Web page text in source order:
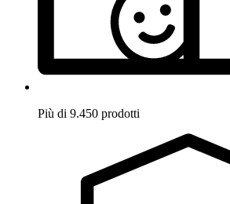
Più di 9.450 prodotti